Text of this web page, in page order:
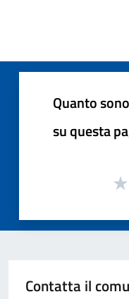
Quanto
su questa
Contatta il